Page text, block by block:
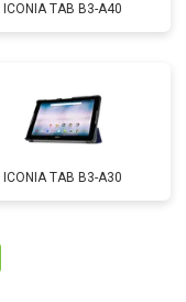
ICONIA TAB B3-A40
ICONIA TAB B3-A30